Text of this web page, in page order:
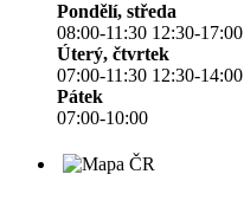
Pondělí, středa
08:00-11:30 12:30-17:00
Úterý, čtvrtek
07:00-11:30 12:30-14:00
Pátek
07:00-10:00